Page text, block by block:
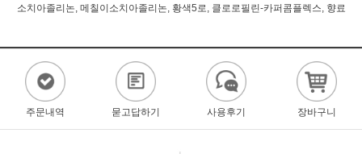
소치아졸리논, 메칠이소치아졸리논, 황색5로, 클로로필린-카퍼콤플렉스, 향료
주문내역 묻고답하기 사용후기 장바구니